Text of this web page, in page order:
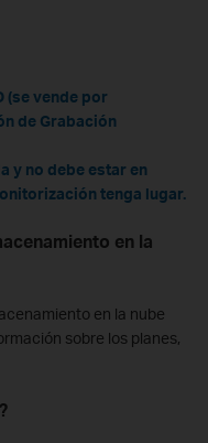
(se vende por
de Grabación
y no debe estar en
tenga lugar.
en la
en la nube
sobre los planes,